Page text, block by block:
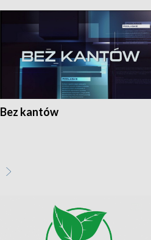
Bez kantów